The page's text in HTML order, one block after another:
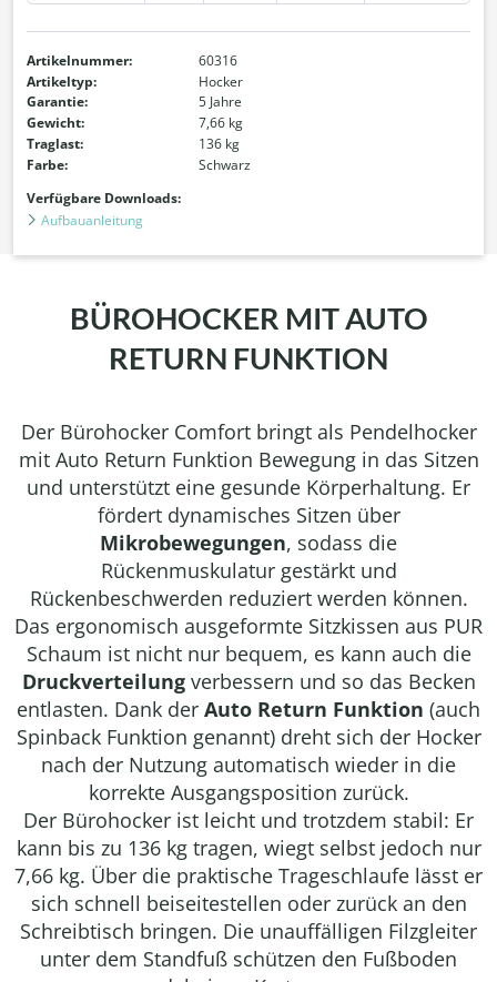
Artikelnummer:
60316
Artikeltyp:
Hocker
Garantie:
5 Jahre
Gewicht:
7,66 kg
Traglast:
136 kg
Farbe:
Schwarz
Verfügbare Downloads:
Aufbauanleitung
BÜROHOCKER MIT AUTO
RETURN FUNKTION
Der Bürohocker Comfort bringt als Pendelhocker
mit Auto Return Funktion Bewegung in das Sitzen
und unterstützt eine gesunde Körperhaltung. Er
fördert dynamisches Sitzen über
Mikrobewegungen, sodass die
Rückenmuskulatur gestärkt und
Rückenbeschwerden reduziert werden können.
Das ergonomisch ausgeformte Sitzkissen aus PUR
Schaum ist nicht nur bequem, es kann auch die
Druckverteilungverbessern und so das Becken
entlasten. Dank der Auto Return Funktion (auch
Spinback Funktion genannt) dreht sich der Hocker
nach der Nutzung automatisch wieder in die
korrekte Ausgangsposition zurück.
Der Bürohocker ist leicht und trotzdem stabil: Er
kann bis zu 136 kg tragen, wiegt selbst jedoch nur
7,66 kg. Über die praktische Trageschlaufe lässt er
sich schnell beiseitestellen oder zurück an den
Schreibtisch bringen. Die unauffälligen Filzgleiter
unter dem Standfuß schützen den Fußboden